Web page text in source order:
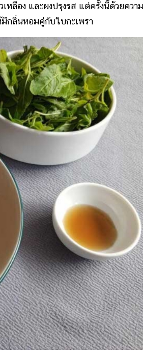
หลือง และผงปรุงรส แต่ครั้งนี้ด้วยควา
มีกลิ่นหอมคู่กับใบกะเพรา